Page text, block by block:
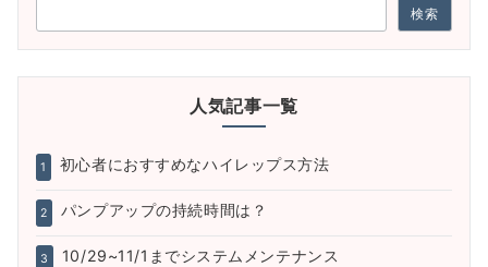
検索
人気記事一覧
1 初心者におすすめなハイレップス方法
2 パンプアップの持続時間は？
3 10/29~11/1までシステムメンテナンス